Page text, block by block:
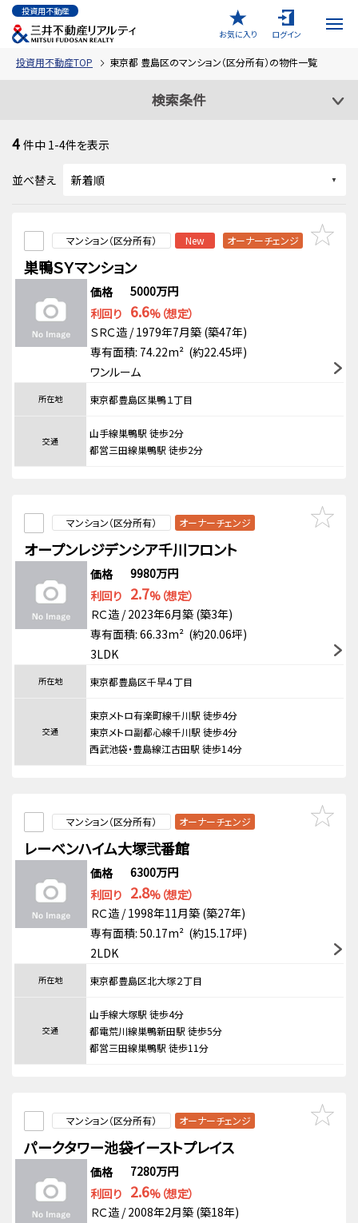
投資用不動産
お気に入り
ログイン
投資用不動産TOP 東京都 豊島区のマンション（区分所有）の物件一覧
検索条件
4 件中 1-4件を表示
並べ替え
マンション（区分所有） New オーナーチェンジ
巣鴨ＳＹマンション
価格
5000万円
利回り 6.6%（想定）
ＳＲＣ造 / 1979年7月築 (築47年)
専有面積: 74.22m² (約22.45坪)
ワンルーム
所在地 東京都豊島区巣鴨１丁目
交通
山手線巣鴨駅 徒歩2分
都営三田線巣鴨駅 徒歩2分
マンション（区分所有） オーナーチェンジ
オープンレジデンシア千川フロント
価格
9980万円
利回り 2.7%（想定）
ＲＣ造 / 2023年6月築 (築3年)
専有面積: 66.33m² (約20.06坪)
3LDK
所在地 東京都豊島区千早４丁目
交通
東京メトロ有楽町線千川駅 徒歩4分
東京メトロ副都心線千川駅 徒歩4分
西武池袋・豊島線江古田駅 徒歩14分
マンション（区分所有） オーナーチェンジ
レーベンハイム大塚弐番館
価格
6300万円
利回り 2.8%（想定）
ＲＣ造 / 1998年11月築 (築27年)
専有面積: 50.17m² (約15.17坪)
2LDK
所在地 東京都豊島区北大塚２丁目
交通
山手線大塚駅 徒歩4分
都電荒川線巣鴨新田駅 徒歩5分
都営三田線巣鴨駅 徒歩11分
マンション（区分所有） オーナーチェンジ
パークタワー池袋イーストプレイス
価格
7280万円
利回り 2.6%（想定）
ＲＣ造 / 2008年2月築 (築18年)